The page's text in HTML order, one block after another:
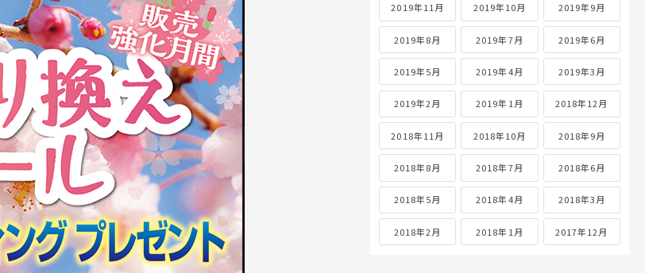
2019年11月 2019年10月 2019年9月
2019年8月 2019年7月 2019年6月
2019年5月 2019年4月 2019年3月
2019年2月 2019年1月 2018年12月
2018年11月 2018年10月 2018年9月
2018年8月 2018年7月 2018年6月
2018年5月 2018年4月 2018年3月
2018年2月 2018年1月 2017年12月